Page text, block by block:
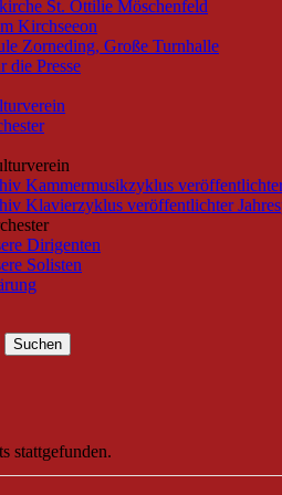
St. Ottilie Möschenfeld
Kirchseeon
Zorneding, Große Turnhalle
die Presse
Kammermusikzyklus
Klavierzyklus veröffentlichter
Dirigenten
Solisten
stattgefunden.